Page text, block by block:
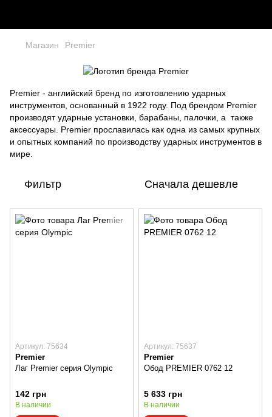
Магазин Premier
Premier - английский бренд по изготовлению ударных
инструментов, основанный в 1922 году. Под брендом Premier
производят ударные установки, барабаны, палочки, а также
аксессуары. Premier прославилась как одна из самых крупных
и опытных компаний по производству ударных инструментов в
мире.
Фильтр Сначала дешевле
Артикул: 75634
Premier
Лаг Premier серия Olympic
142 грн
В наличии
Артикул: 75637
Premier
Обод PREMIER 0762 12
5 633 грн
В наличии